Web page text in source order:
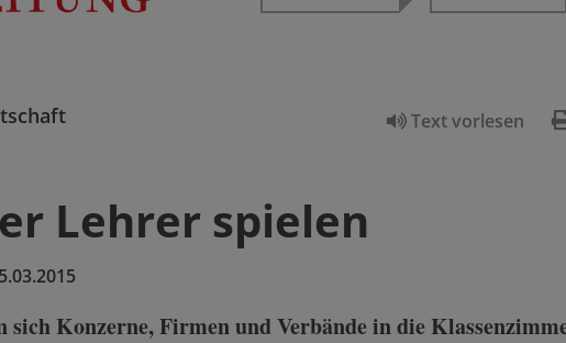
Text vorlesen
Lehrer spielen
sich Konzerne, Firmen und Verbände in die